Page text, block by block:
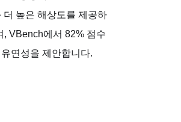
높은 해상도를 제공하
, VBench에서 82% 점수
연성을 제안합니다.